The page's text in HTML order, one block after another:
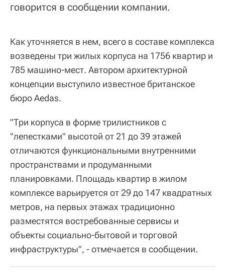
говорится в сообщении компании.
Как уточняется в нем, всего в составе комплекса
возведены три жилых корпуса на 1756 квартир и
785 машино-мест. Автором архитектурной
концепции выступило известное британское
бюро Aedas.
"Три корпуса в форме трилистников с
"лепестками" высотой от 21 до 39 этажей
отличаются функциональными внутренними
пространствами и продуманными
планировками. Площадь квартир в жилом
комплексе варьируется от 29 до 147 квадратных
метров, на первых этажах традиционно
разместятся востребованные сервисы и
объекты социально-бытовой и торговой
инфраструктуры", - отмечается в сообщении.